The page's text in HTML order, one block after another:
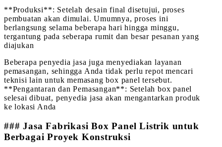
**Produksi**: Setelah desain final disetujui, proses
pembuatan akan dimulai. Umumnya, proses ini
berlangsung selama beberapa hari hingga minggu,
tergantung pada seberapa rumit dan besar pesanan yang
diajukan
Beberapa penyedia jasa juga menyediakan layanan
pemasangan, sehingga Anda tidak perlu repot mencari
teknisi lain untuk memasang box panel tersebut.
**Pengantaran dan Pemasangan**: Setelah box panel
selesai dibuat, penyedia jasa akan mengantarkan produk
ke lokasi Anda
### Jasa Fabrikasi Box Panel Listrik untuk
Berbagai Proyek Konstruksi